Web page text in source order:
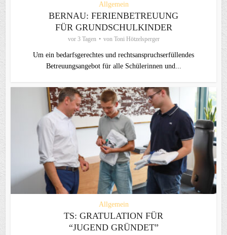
Allgemein
BERNAU: FERIENBETREUUNG
FÜR GRUNDSCHULKINDER
vor 3 Tagen von Toni Hötzelsperger
Um ein bedarfsgerechtes und rechtsanspruchserfüllendes
Betreuungsangebot für alle Schülerinnen und...
Allgemein
TS: GRATULATION FÜR
“JUGEND GRÜNDET”